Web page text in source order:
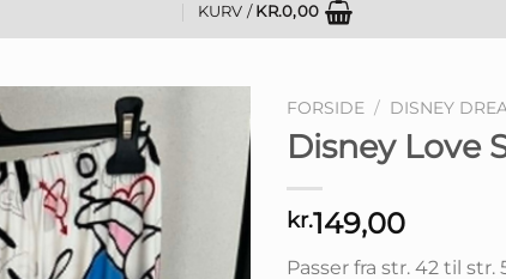
KURV / KR.0,00
FORSIDE / DISNEY
Disney Love
kr.149,00
Passer fra str. 42 til str.